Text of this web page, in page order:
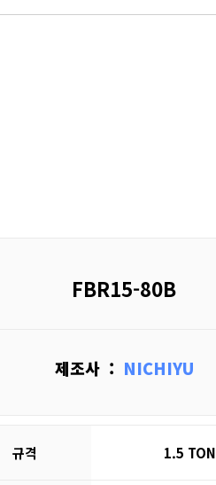
FBR15-80B
제조사 : NICHIYU
규격 1.5 TON